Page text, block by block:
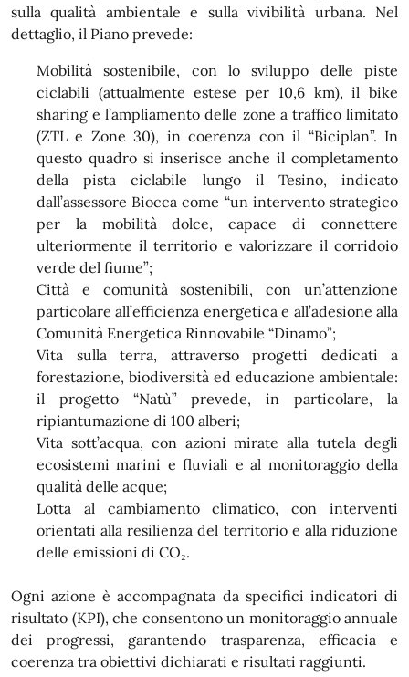
sulla qualità ambientale e sulla vivibilità urbana. Nel
dettaglio, il Piano prevede:
Mobilità sostenibile, con lo sviluppo delle piste
ciclabili (attualmente estese per 10,6 km), il bike
sharing e l’ampliamento delle zone a traffico limitato
(ZTL e Zone 30), in coerenza con il “Biciplan”. In
questo quadro si inserisce anche il completamento
della pista ciclabile lungo il Tesino, indicato
dall’assessore Biocca come “un intervento strategico
per la mobilità dolce, capace di connettere
ulteriormente il territorio e valorizzare il corridoio
verde del fiume”;
Città e comunità sostenibili, con un’attenzione
particolare all’efficienza energetica e all’adesione alla
Comunità Energetica Rinnovabile “Dinamo”;
Vita sulla terra, attraverso progetti dedicati a
forestazione, biodiversità ed educazione ambientale:
il progetto “Natù” prevede, in particolare, la
ripiantumazione di 100 alberi;
Vita sott’acqua, con azioni mirate alla tutela degli
ecosistemi marini e fluviali e al monitoraggio della
qualità delle acque;
Lotta al cambiamento climatico, con interventi
orientati alla resilienza del territorio e alla riduzione
delle emissioni di CO₂.
Ogni azione è accompagnata da specifici indicatori di
risultato (KPI), che consentono un monitoraggio annuale
dei progressi, garantendo trasparenza, efficacia e
coerenza tra obiettivi dichiarati e risultati raggiunti.